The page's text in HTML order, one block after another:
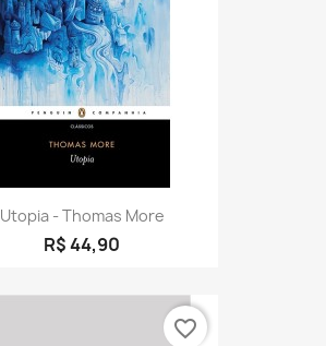
Utopia - Thomas More
R$ 44,90
favorite_border